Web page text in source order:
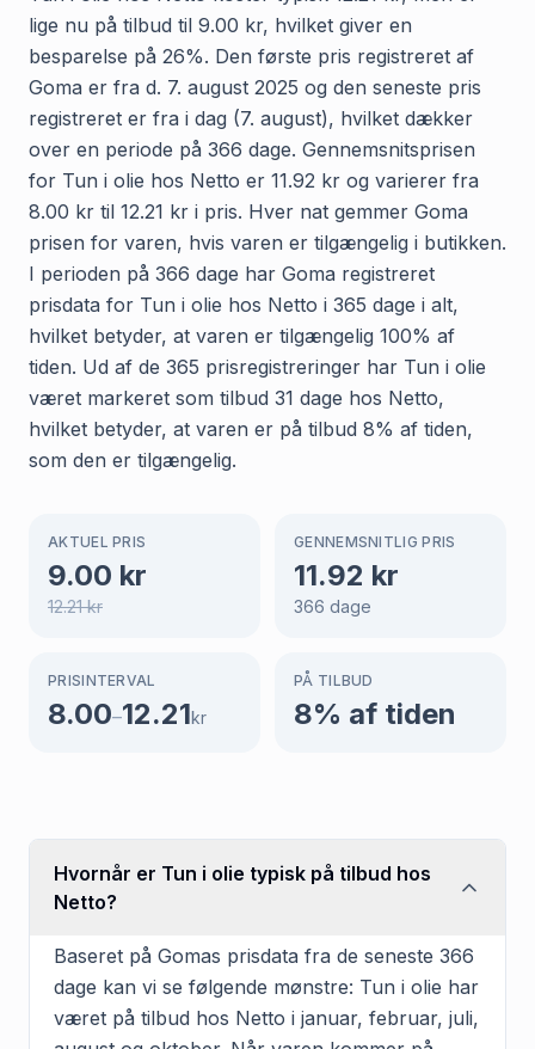
lige nu på tilbud til 9.00 kr, hvilket giver en
besparelse på 26%. Den første pris registreret af
Goma er fra d. 7. august 2025 og den seneste pris
registreret er fra i dag (7. august), hvilket dækker
over en periode på 366 dage. Gennemsnitsprisen
for Tun i olie hos Netto er 11.92 kr og varierer fra
8.00 kr til 12.21 kr i pris. Hver nat gemmer Goma
prisen for varen, hvis varen er tilgængelig i butikken.
I perioden på 366 dage har Goma registreret
prisdata for Tun i olie hos Netto i 365 dage i alt,
hvilket betyder, at varen er tilgængelig 100% af
tiden. Ud af de 365 prisregistreringer har Tun i olie
været markeret som tilbud 31 dage hos Netto,
hvilket betyder, at varen er på tilbud 8% af tiden,
som den er tilgængelig.
AKTUEL PRIS
9.00 kr
12.21kr
GENNEMSNITLIG PRIS
11.92 kr
366 dage
PRISINTERVAL
8.00–12.21kr
PÅ TILBUD
8% af tiden
Hvornår er Tun i olie typisk på tilbud hos
Netto?
Baseret på Gomas prisdata fra de seneste 366
dage kan vi se følgende mønstre: Tun i olie har
været på tilbud hos Netto i januar, februar, juli,